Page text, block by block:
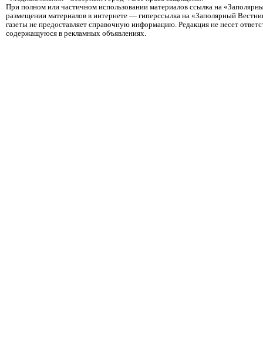
При полном или частичном использовании материалов ссылка на
размещении материалов в интернете — гиперссылка на «Заполярный
газеты не предоставляет справочную информацию. Редакция не несет
содержащуюся в рекламных объявлениях.